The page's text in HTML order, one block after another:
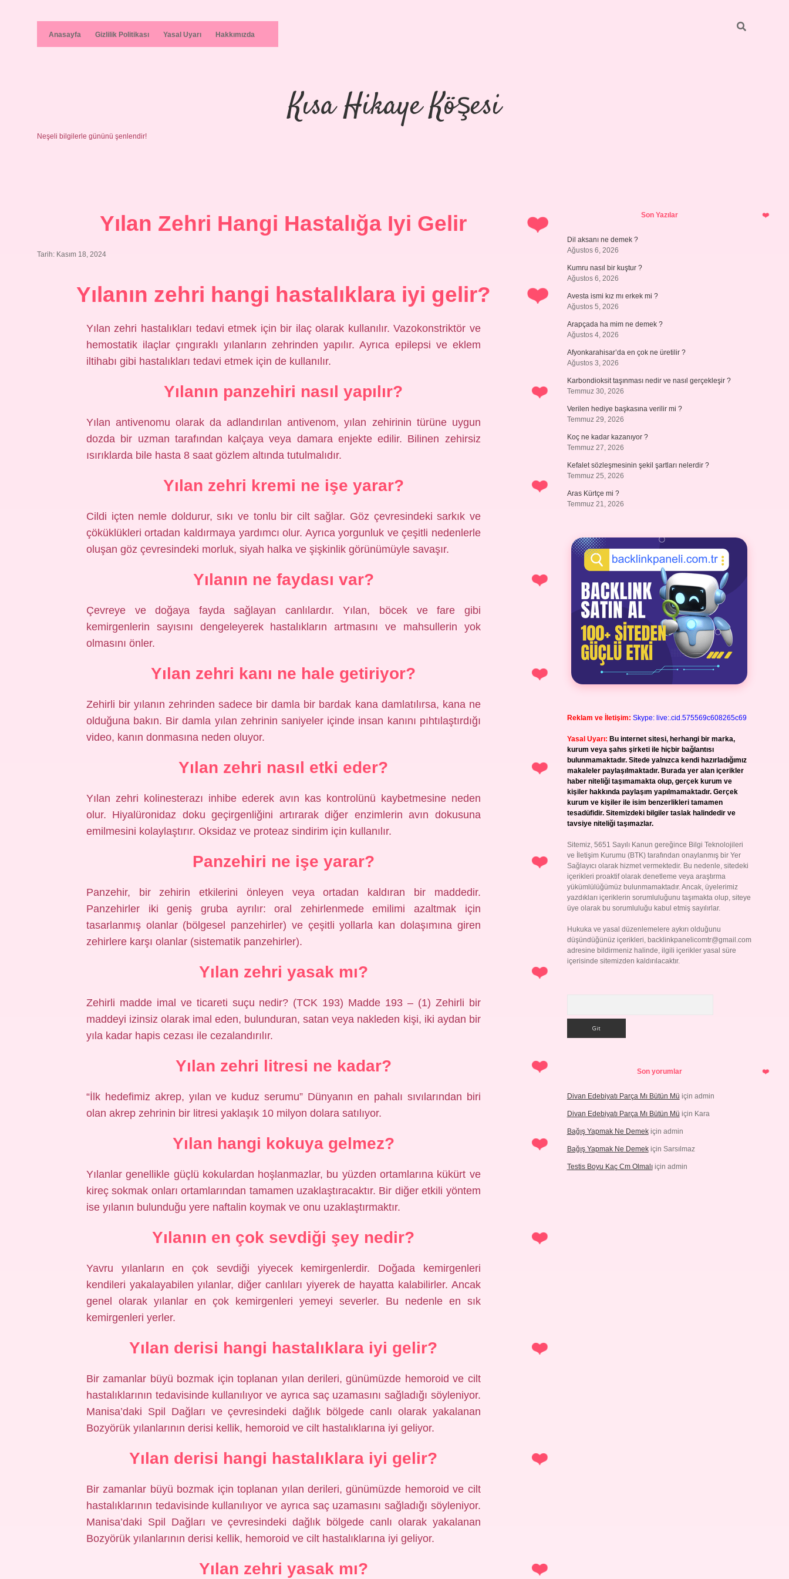
Anasayfa Gizlilik Politikası Yasal Uyarı Hakkımızda
Kısa Hikaye Köşesi
Neşeli bilgilerle gününü şenlendir!
Yılan Zehri Hangi Hastalığa Iyi Gelir
Tarih: Kasım 18, 2024
Yılanın zehri hangi hastalıklara iyi gelir?
Yılan zehri hastalıkları tedavi etmek için bir ilaç olarak kullanılır. Vazokonstriktör ve
hemostatik ilaçlar çıngıraklı yılanların zehrinden yapılır. Ayrıca epilepsi ve eklem
iltihabı gibi hastalıkları tedavi etmek için de kullanılır.
Yılanın panzehiri nasıl yapılır?
Yılan antivenomu olarak da adlandırılan antivenom, yılan zehirinin türüne uygun
dozda bir uzman tarafından kalçaya veya damara enjekte edilir. Bilinen zehirsiz
ısırıklarda bile hasta 8 saat gözlem altında tutulmalıdır.
Yılan zehri kremi ne işe yarar?
Cildi içten nemle doldurur, sıkı ve tonlu bir cilt sağlar. Göz çevresindeki sarkık ve
çöküklükleri ortadan kaldırmaya yardımcı olur. Ayrıca yorgunluk ve çeşitli nedenlerle
oluşan göz çevresindeki morluk, siyah halka ve şişkinlik görünümüyle savaşır.
Yılanın ne faydası var?
Çevreye ve doğaya fayda sağlayan canlılardır. Yılan, böcek ve fare gibi
kemirgenlerin sayısını dengeleyerek hastalıkların artmasını ve mahsullerin yok
olmasını önler.
Yılan zehri kanı ne hale getiriyor?
Zehirli bir yılanın zehrinden sadece bir damla bir bardak kana damlatılırsa, kana ne
olduğuna bakın. Bir damla yılan zehrinin saniyeler içinde insan kanını pıhtılaştırdığı
video, kanın donmasına neden oluyor.
Yılan zehri nasıl etki eder?
Yılan zehri kolinesterazı inhibe ederek avın kas kontrolünü kaybetmesine neden
olur. Hiyalüronidaz doku geçirgenliğini artırarak diğer enzimlerin avın dokusuna
emilmesini kolaylaştırır. Oksidaz ve proteaz sindirim için kullanılır.
Panzehiri ne işe yarar?
Panzehir, bir zehirin etkilerini önleyen veya ortadan kaldıran bir maddedir.
Panzehirler iki geniş gruba ayrılır: oral zehirlenmede emilimi azaltmak için
tasarlanmış olanlar (bölgesel panzehirler) ve çeşitli yollarla kan dolaşımına giren
zehirlere karşı olanlar (sistematik panzehirler).
Yılan zehri yasak mı?
Zehirli madde imal ve ticareti suçu nedir? (TCK 193) Madde 193 – (1) Zehirli bir
maddeyi izinsiz olarak imal eden, bulunduran, satan veya nakleden kişi, iki aydan bir
yıla kadar hapis cezası ile cezalandırılır.
Yılan zehri litresi ne kadar?
“İlk hedefimiz akrep, yılan ve kuduz serumu” Dünyanın en pahalı sıvılarından biri
olan akrep zehrinin bir litresi yaklaşık 10 milyon dolara satılıyor.
Yılan hangi kokuya gelmez?
Yılanlar genellikle güçlü kokulardan hoşlanmazlar, bu yüzden ortamlarına kükürt ve
kireç sokmak onları ortamlarından tamamen uzaklaştıracaktır. Bir diğer etkili yöntem
ise yılanın bulunduğu yere naftalin koymak ve onu uzaklaştırmaktır.
Yılanın en çok sevdiği şey nedir?
Yavru yılanların en çok sevdiği yiyecek kemirgenlerdir. Doğada kemirgenleri
kendileri yakalayabilen yılanlar, diğer canlıları yiyerek de hayatta kalabilirler. Ancak
genel olarak yılanlar en çok kemirgenleri yemeyi severler. Bu nedenle en sık
kemirgenleri yerler.
Yılan derisi hangi hastalıklara iyi gelir?
Bir zamanlar büyü bozmak için toplanan yılan derileri, günümüzde hemoroid ve cilt
hastalıklarının tedavisinde kullanılıyor ve ayrıca saç uzamasını sağladığı söyleniyor.
Manisa’daki Spil Dağları ve çevresindeki dağlık bölgede canlı olarak yakalanan
Bozyörük yılanlarının derisi kellik, hemoroid ve cilt hastalıklarına iyi geliyor.
Yılan derisi hangi hastalıklara iyi gelir?
Bir zamanlar büyü bozmak için toplanan yılan derileri, günümüzde hemoroid ve cilt
hastalıklarının tedavisinde kullanılıyor ve ayrıca saç uzamasını sağladığı söyleniyor.
Manisa’daki Spil Dağları ve çevresindeki dağlık bölgede canlı olarak yakalanan
Bozyörük yılanlarının derisi kellik, hemoroid ve cilt hastalıklarına iyi geliyor.
Yılan zehri yasak mı?
SidebarSon Yazılar
Dil aksanı ne demek ?
Ağustos 6, 2026
Kumru nasıl bir kuştur ?
Ağustos 6, 2026
Avesta ismi kız mı erkek mi ?
Ağustos 5, 2026
Arapçada ha mim ne demek ?
Ağustos 4, 2026
Afyonkarahisar’da en çok ne üretilir ?
Ağustos 3, 2026
Karbondioksit taşınması nedir ve nasıl gerçekleşir ?
Temmuz 30, 2026
Verilen hediye başkasına verilir mi ?
Temmuz 29, 2026
Koç ne kadar kazanıyor ?
Temmuz 27, 2026
Kefalet sözleşmesinin şekil şartları nelerdir ?
Temmuz 25, 2026
Aras Kürtçe mi ?
Temmuz 21, 2026
Reklam ve İletişim: Skype: live:.cid.575569c608265c69
Yasal Uyarı: Bu internet sitesi, herhangi bir marka,
kurum veya şahıs şirketi ile hiçbir bağlantısı
bulunmamaktadır. Sitede yalnızca kendi hazırladığımız
makaleler paylaşılmaktadır. Burada yer alan içerikler
haber niteliği taşımamakta olup, gerçek kurum ve
kişiler hakkında paylaşım yapılmamaktadır. Gerçek
kurum ve kişiler ile isim benzerlikleri tamamen
tesadüfidir. Sitemizdeki bilgiler taslak halindedir ve
tavsiye niteliği taşımazlar.
Sitemiz, 5651 Sayılı Kanun gereğince Bilgi Teknolojileri
ve İletişim Kurumu (BTK) tarafından onaylanmış bir Yer
Sağlayıcı olarak hizmet vermektedir. Bu nedenle, sitedeki
içerikleri proaktif olarak denetleme veya araştırma
yükümlülüğümüz bulunmamaktadır. Ancak, üyelerimiz
yazdıkları içeriklerin sorumluluğunu taşımakta olup, siteye
üye olarak bu sorumluluğu kabul etmiş sayılırlar.
Hukuka ve yasal düzenlemelere aykırı olduğunu
düşündüğünüz içerikleri, backlinkpanelicomtr@gmail.com
adresine bildirmeniz halinde, ilgili içerikler yasal süre
içerisinde sitemizden kaldırılacaktır.
Son yorumlar
Divan Edebiyatı Parça Mı Bütün Mü için admin
Divan Edebiyatı Parça Mı Bütün Mü için Kara
Bağış Yapmak Ne Demekiçin admin
Bağış Yapmak Ne Demekiçin Sarsılmaz
Testis Boyu Kaç Cm Olmalıiçin admin